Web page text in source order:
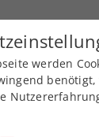
Newsübersicht
werden